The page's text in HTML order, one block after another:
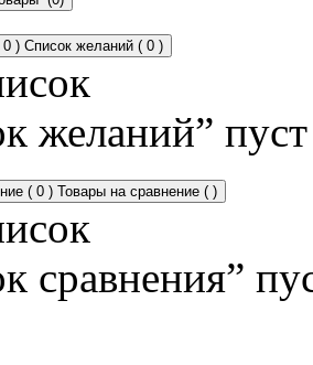
0 ) Список желаний ( 0 )
желаний” пуст
( 0 ) Товары на сравнение ( )
сравнения”